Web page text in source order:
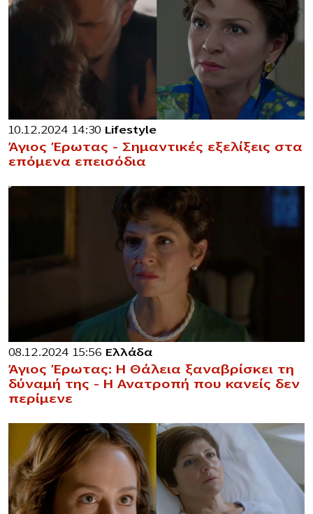
10.12.2024 14:30 Lifestyle
Άγιος Έρωτας – Σημαντικές εξελίξεις στα
επόμενα επεισόδια
08.12.2024 15:56 Ελλάδα
Άγιος Έρωτας: Η Θάλεια ξαναβρίσκει τη
δύναμή της – Η Ανατροπή που κανείς δεν
περίμενε